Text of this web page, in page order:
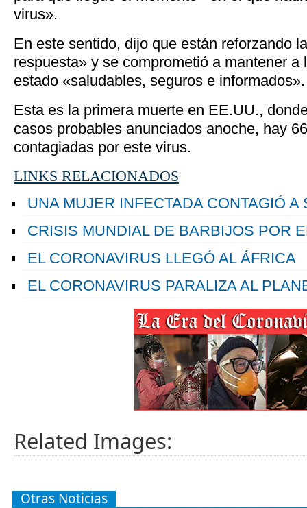
virus».
En este sentido, dijo que están reforzando
respuesta» y se comprometió a mantener a
estado «saludables, seguros e informados».
Esta es la primera muerte en EE.UU.,
casos probables anunciados anoche, hay
contagiadas por este virus.
LINKS RELACIONADOS
UNA MUJER INFECTADA CONTAGIÓ A
CRISIS MUNDIAL DE BARBIJOS POR
EL CORONAVIRUS LLEGÓ AL ÁFRICA
EL CORONAVIRUS PARALIZA AL
Related Images:
Otras Noticias